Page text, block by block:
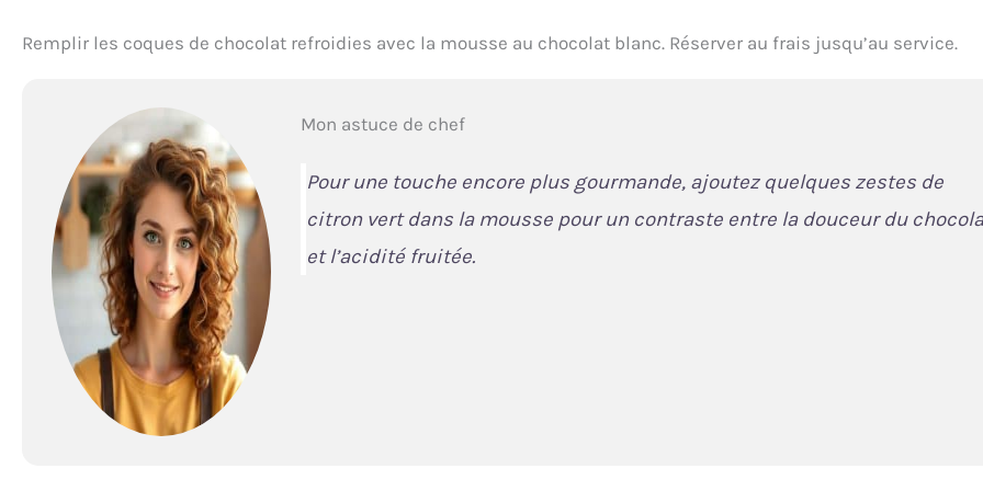
Remplir les coques de chocolat refroidies avec la mousse au chocolat blanc. Réserver au frais jusqu’au service.
Mon astuce de chef
Pour une touche encore plus gourmande, ajoutez quelques zestes de
citron vert dans la mousse pour un contraste entre la douceur du
et l’acidité fruitée.